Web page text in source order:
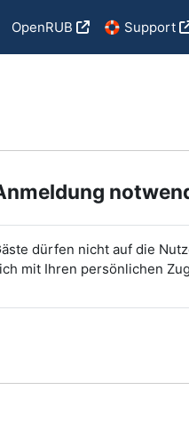
OpenRUB 🛟 Support
dürfen nicht auf die
mit Ihren persönlichen